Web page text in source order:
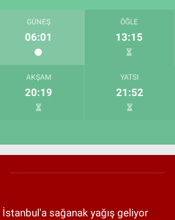
GÜNEŞ
06:01
ÖĞLE
13:15
AKŞAM
20:19
YATSI
21:52
İstanbul'a sağanak yağış geliyor